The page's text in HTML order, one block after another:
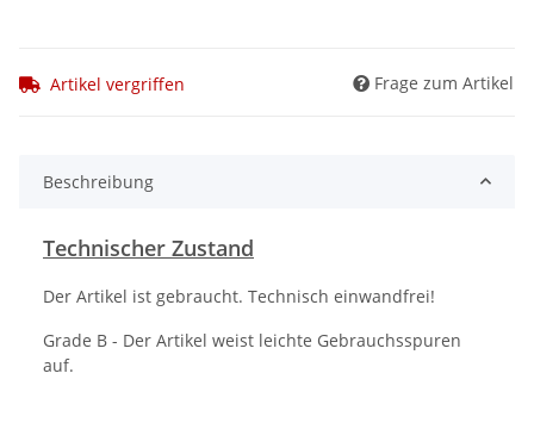
Artikel vergriffen Frage zum Artikel
Beschreibung
Technischer Zustand
Der Artikel ist gebraucht. Technisch einwandfrei!
Grade B - Der Artikel weist leichte Gebrauchsspuren
auf.